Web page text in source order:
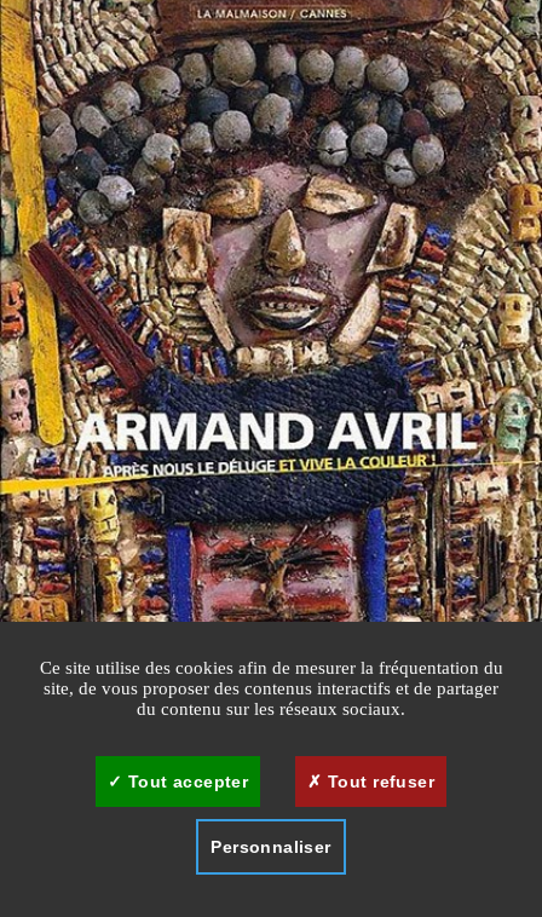
Ce site utilise des cookies afin de mesurer la fréquentation du
site, de vous proposer des contenus interactifs et de partager
du contenu sur les réseaux sociaux.
Tout accepter Tout refuser
Personnaliser